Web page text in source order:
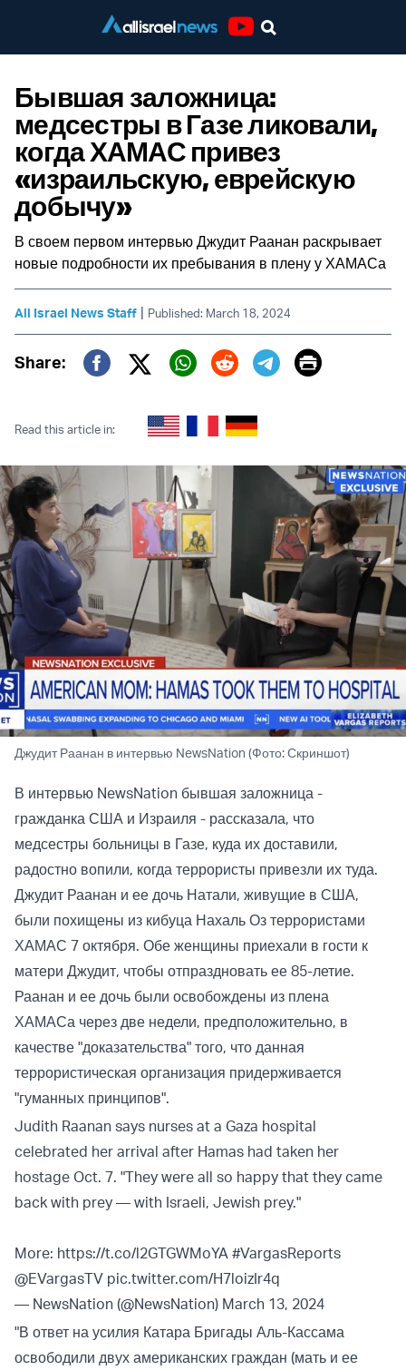
Бывшая заложница:
медсестры в Газе ликовали,
когда ХАМАС привез
«израильскую, еврейскую
добычу»
В своем первом интервью Джудит Раанан раскрывает
новые подробности их пребывания в плену у ХАМАСа
All Israel News Staff | Published: March 18, 2024
Share:
Twitter (X)
Print
Read this article in:
Джудит Раанан в интервью NewsNation (Фото: Скриншот)
В интервью NewsNation бывшая заложница -
гражданка США и Израиля - рассказала, что
медсестры больницы в Газе, куда их доставили,
радостно вопили, когда террористы привезли их туда.
Джудит Раанан и ее дочь Натали, живущие в США,
были похищены из кибуца Нахаль Оз террористами
ХАМАС 7 октября. Обе женщины приехали в гости к
матери Джудит, чтобы отпраздновать ее 85-летие.
Раанан и ее дочь были освобождены из плена
ХАМАСа через две недели, предположительно, в
качестве "доказательства" того, что данная
террористическая организация придерживается
"гуманных принципов".
Judith Raanan says nurses at a Gaza hospital
celebrated her arrival after Hamas had taken her
hostage Oct. 7. "They were all so happy that they came
back with prey — with Israeli, Jewish prey."
More: https://t.co/l2GTGWMoYA #VargasReports
@EVargasTV pic.twitter.com/H7loizIr4q
— NewsNation (@NewsNation) March 13, 2024
"В ответ на усилия Катара Бригады Аль-Кассама
освободили двух американских граждан (мать и ее